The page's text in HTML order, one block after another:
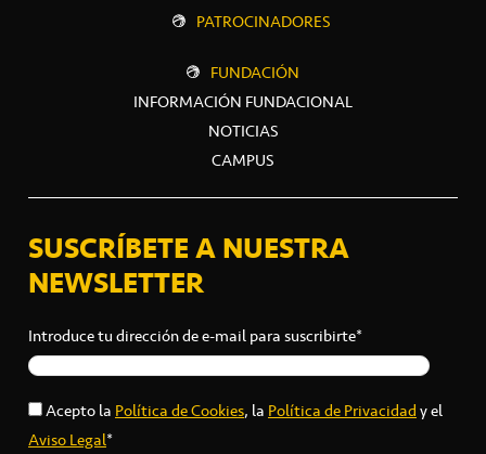
PATROCINADORES
FUNDACIÓN
INFORMACIÓN FUNDACIONAL
NOTICIAS
CAMPUS
SUSCRÍBETE A NUESTRA
NEWSLETTER
Introduce tu dirección de e-mail para suscribirte*
Acepto laPolítica de Cookies, laPolítica de Privacidady el
Aviso Legal*